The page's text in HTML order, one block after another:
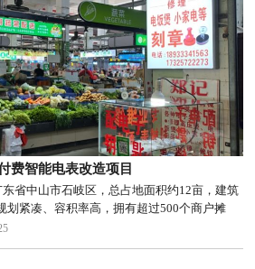
费智能电表改造项目
省中山市石岐区，总占地面积约12亩，建筑
划紧凑、容积率高，拥有超过500个商户摊
，是中山市规模位居前列的大型综合性农副